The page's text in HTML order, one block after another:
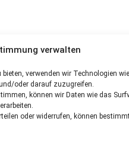
verwalten
verwenden wir Technologien
oder darauf zuzugreifen.
können wir Daten wie das
oder widerrufen, können